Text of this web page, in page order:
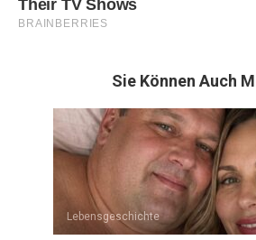
Sie Können Auch
Lebensgeschichte